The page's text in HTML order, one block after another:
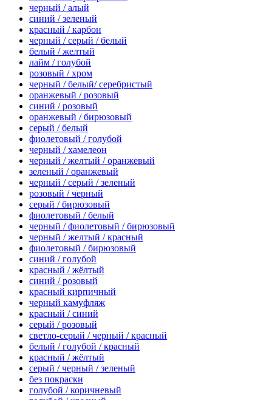
черный / алый
синий / зеленый
красный / карбон
черный / серый / белый
белый / желтый
лайм / голубой
розовый / хром
черный / белый/ серебристый
оранжевый / розовый
синий / розовый
оранжевый / бирюзовый
серый / белый
фиолетовый / голубой
черный / хамелеон
черный / желтый / оранжевый
зеленый / оранжевый
черный / серый / зеленый
розовый / черный
серый / бирюзовый
фиолетовый / белый
черный / фиолетовый / бирюзовый
черный / желтый / красный
фиолетовый / бирюзовый
синий / голубой
красный / жёлтый
синий / розовый
красный кирпичный
черный камуфляж
красный / синий
серый / розовый
светло-серый / черный / красный
белый / голубой / красный
красный / жёлтый
серый / черный / зеленый
без покраски
голубой / коричневый